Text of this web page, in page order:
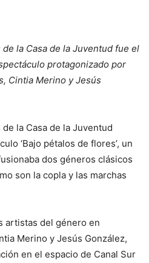
la Casa de la Juventud fue el
protagonizado por
Cintia Merino y Jesús
la Casa de la Juventud
‘Bajo pétalos de flores’, un
dos géneros clásicos
son la copla y las marchas
artistas del género en
Merino y Jesús González,
en el espacio de Canal Sur